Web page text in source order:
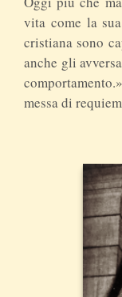
vita come la
cristiana sono
anche gli
messa di